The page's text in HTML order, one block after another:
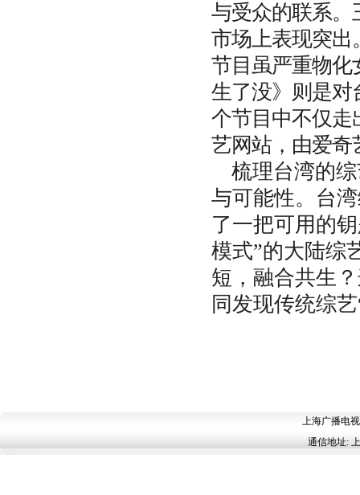
与受众的联系。
市场上表现突出
节目虽严重物化
生了没》则是对
个节目中不仅走
艺网站，由爱奇
梳理台湾的
与可能性。台
了一把可用的
模式”的大陆综
短，融合共生
同发现传统综
上海广播电
通信地址: